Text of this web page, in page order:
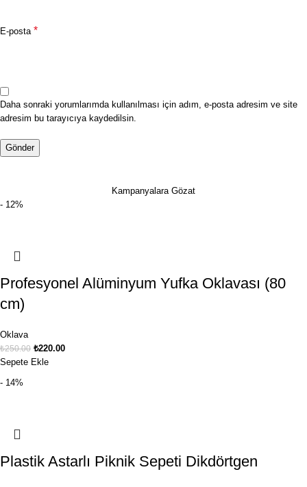
E-posta *
Daha sonraki yorumlarımda kullanılması için adım, e-posta adresim ve site
adresim bu tarayıcıya kaydedilsin.
Kampanyalara Gözat
- 12%
Profesyonel Alüminyum Yufka Oklavası (80
cm)
Oklava
₺250.00 ₺220.00
Sepete Ekle
- 14%
Plastik Astarlı Piknik Sepeti Dikdörtgen